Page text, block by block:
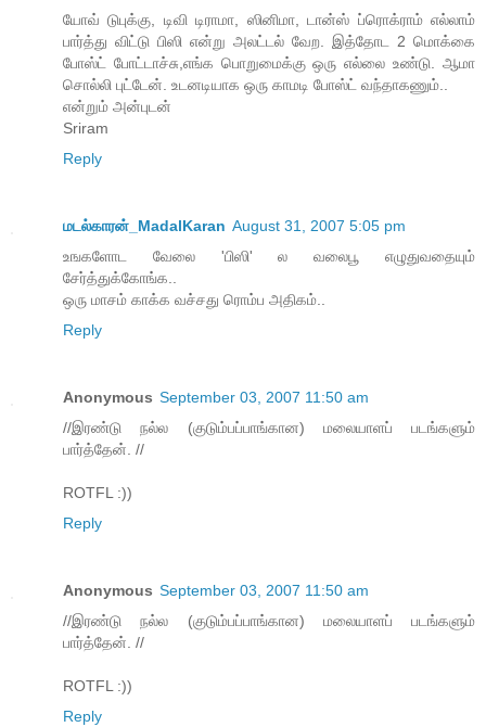
யோவ் டுபுக்கு, டிவி டிராமா, ஸினிமா, டான்ஸ் ப்ரொக்ராம் எல்லாம்
பார்த்து விட்டு பிஸி என்று அலட்டல் வேற. இத்தோட 2 மொக்கை
போஸ்ட் போட்டாச்சு,எங்க பொறுமைக்கு ஒரு எல்லை உண்டு. ஆமா
சொல்லி புட்டேன். உடனடியாக ஒரு காமடி போஸ்ட் வந்தாகணும்..
என்றும் அன்புடன்
Sriram
Reply
மடல்காரன்_MadalKaran August 31, 2007 5:05 pm
உஙகளோட வேலை 'பிஸி' ல வலைபூ எழுதுவதையும்
சேர்த்துக்கோங்க..
ஒரு மாசம் காக்க வச்சது ரொம்ப அதிகம்..
Reply
Anonymous September 03, 2007 11:50 am
//இரண்டு நல்ல (குடும்பப்பாங்கான) மலையாளப் படங்களும்
பார்த்தேன். //
ROTFL :))
Reply
Anonymous September 03, 2007 11:50 am
//இரண்டு நல்ல (குடும்பப்பாங்கான) மலையாளப் படங்களும்
பார்த்தேன். //
ROTFL :))
Reply